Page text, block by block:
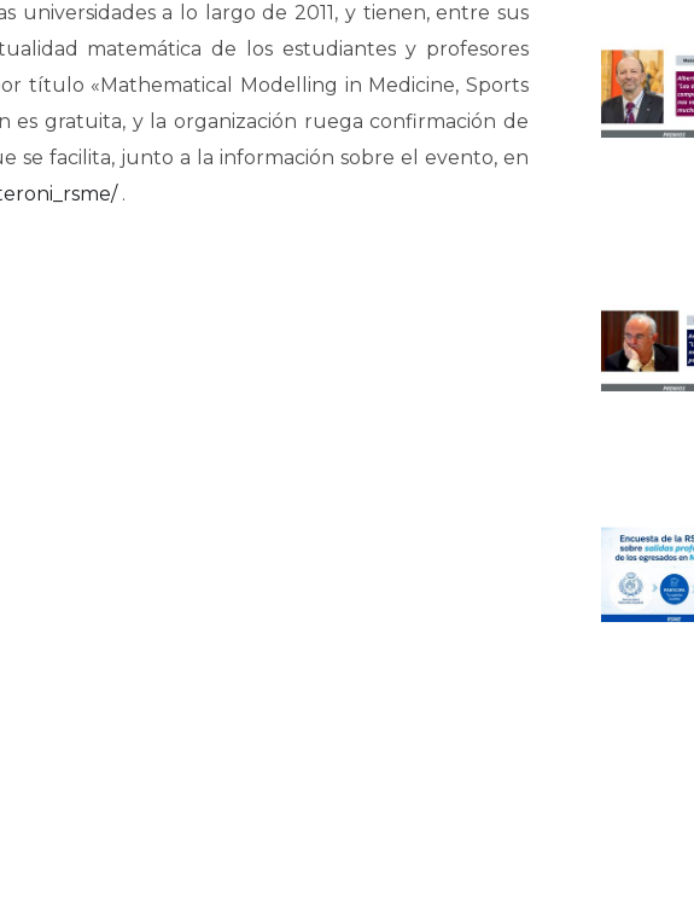
universidades a lo largo de 2011, y tienen, entre sus
matemática de los estudiantes y profesores
título «Mathematical Modelling in Medicine, Sports
es gratuita, y la organización ruega confirmación de
se facilita, junto a la información sobre el evento, en
.